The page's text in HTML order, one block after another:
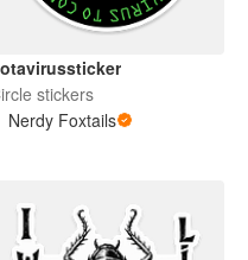
stickers
Nerdy Foxtails